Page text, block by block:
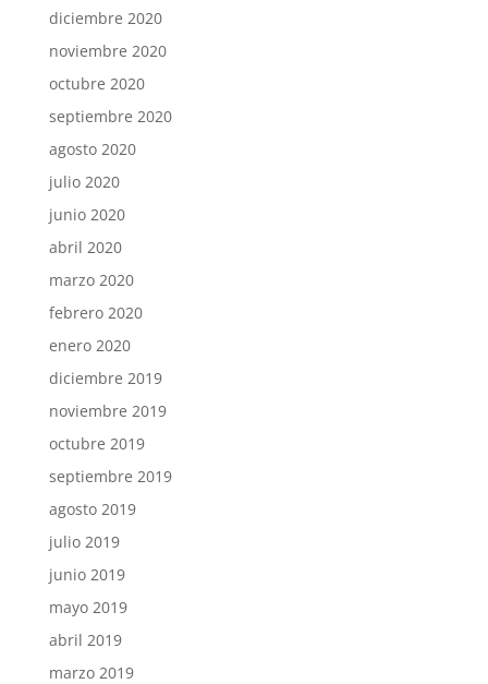
diciembre 2020
noviembre 2020
octubre 2020
septiembre 2020
agosto 2020
julio 2020
junio 2020
abril 2020
marzo 2020
febrero 2020
enero 2020
diciembre 2019
noviembre 2019
octubre 2019
septiembre 2019
agosto 2019
julio 2019
junio 2019
mayo 2019
abril 2019
marzo 2019